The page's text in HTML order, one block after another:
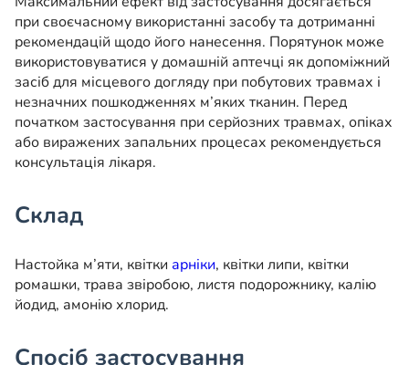
при своєчасному використанні засобу та дотриманні
рекомендацій щодо його нанесення. Порятунок може
використовуватися у домашній аптечці як допоміжний
засіб для місцевого догляду при побутових травмах і
незначних пошкодженнях м’яких тканин. Перед
початком застосування при серйозних травмах, опіках
або виражених запальних процесах рекомендується
консультація лікаря.
Склад
Настойка м’яти, квітки арніки, квітки липи, квітки
ромашки, трава звіробою, листя подорожнику, калію
йодид, амонію хлорид.
Спосіб застосування